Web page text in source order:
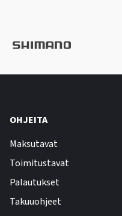
OHJEITA
Maksutavat
Toimitustavat
Palautukset
Takuuohjeet